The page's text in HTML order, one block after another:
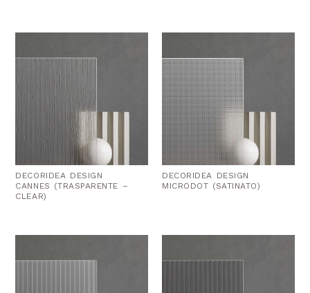
DECORIDEA DESIGN
CANNES (TRASPARENTE –
CLEAR)
DECORIDEA DESIGN
MICRODOT (SATINATO)